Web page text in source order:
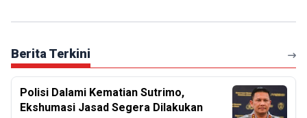
Berita Terkini
Polisi Dalami Kematian Sutrimo,
Ekshumasi Jasad Segera Dilakukan